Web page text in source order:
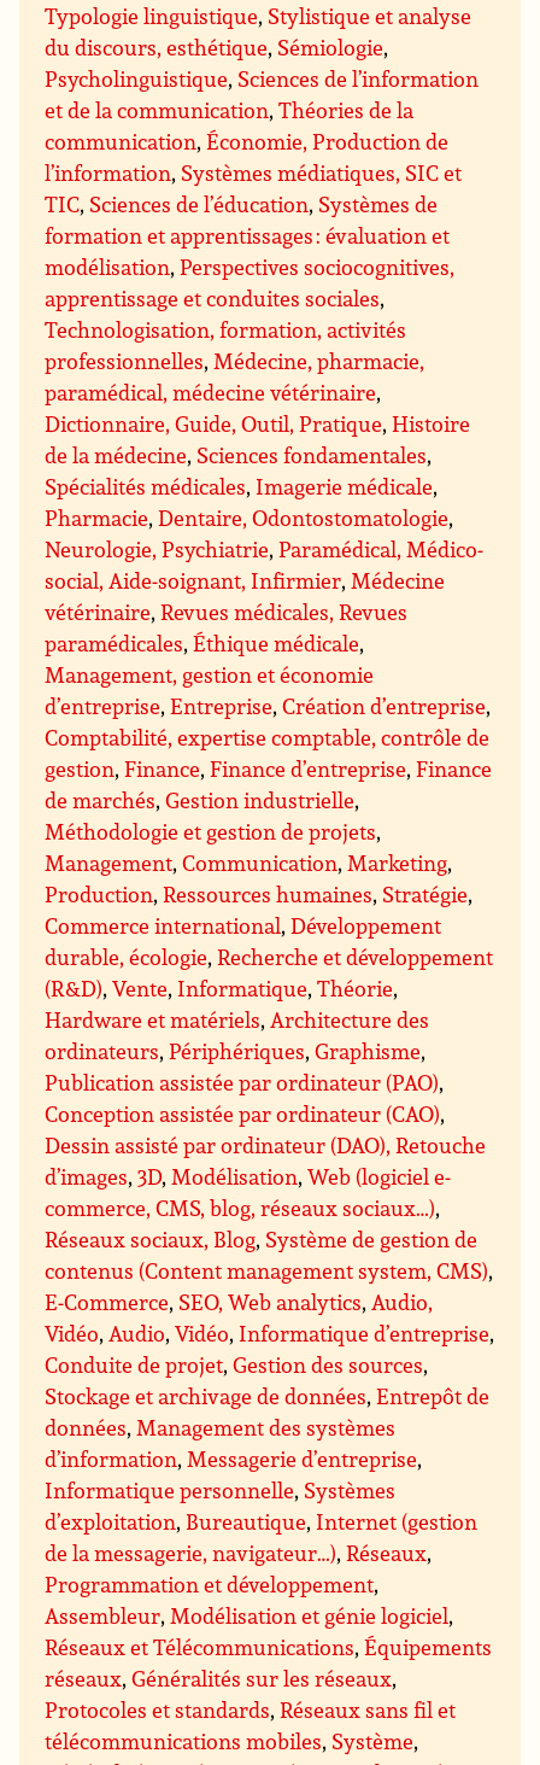
Typologie linguistique, Stylistique et analyse
du discours, esthétique, Sémiologie,
Psycholinguistique, Sciences de l’information
et de la communication,Théories de la
communication,Économie, Production de
l’information, Systèmes médiatiques, SIC et
TIC, Sciences de l’éducation, Systèmes de
formation et apprentissages : évaluation et
modélisation,Perspectives sociocognitives,
apprentissage et conduites sociales,
Technologisation, formation, activités
professionnelles, Médecine, pharmacie,
paramédical, médecine vétérinaire,
Dictionnaire, Guide, Outil, Pratique,Histoire
de la médecine, Sciences fondamentales,
Spécialités médicales, Imagerie médicale,
Pharmacie,Dentaire, Odontostomatologie,
Neurologie, Psychiatrie,Paramédical, Médico-
social, Aide-soignant, Infirmier, Médecine
vétérinaire,Revues médicales, Revues
paramédicales,Éthique médicale,
Management, gestion et économie
d’entreprise,Entreprise,Création d’entreprise,
Comptabilité, expertise comptable, contrôle de
gestion,Finance,Finance d’entreprise,Finance
de marchés,Gestion industrielle,
Méthodologie et gestion de projets,
Management,Communication, Marketing,
Production,Ressources humaines, Stratégie,
Commerce international,Développement
durable, écologie,Recherche et développement
(R&D),Vente, Informatique,Théorie,
Hardware et matériels, Architecture des
ordinateurs,Périphériques,Graphisme,
Publication assistée par ordinateur (PAO),
Conception assistée par ordinateur (CAO),
Dessin assisté par ordinateur (DAO), Retouche
d’images,3D, Modélisation,Web (logiciel e-
commerce, CMS, blog, réseaux sociaux…),
Réseaux sociaux, Blog, Système de gestion de
contenus (Content management system, CMS),
E-Commerce, SEO, Web analytics, Audio,
Vidéo, Audio,Vidéo, Informatique d’entreprise,
Conduite de projet,Gestion des sources,
Stockage et archivage de données,Entrepôt de
données, Management des systèmes
d’information, Messagerie d’entreprise,
Informatique personnelle, Systèmes
d’exploitation, Bureautique, Internet (gestion
de la messagerie, navigateur…),Réseaux,
Programmation et développement,
Assembleur, Modélisation et génie logiciel,
Réseaux et Télécommunications,Équipements
réseaux,Généralités sur les réseaux,
Protocoles et standards,Réseaux sans fil et
télécommunications mobiles, Système,